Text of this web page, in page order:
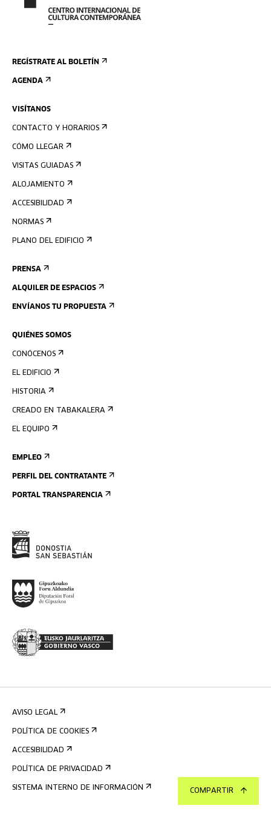
COMPARTIR
REGÍSTRATE AL BOLETÍN
AGENDA
VISÍTANOS
CONTACTO Y HORARIOS
CÓMO LLEGAR
VISITAS GUIADAS
ALOJAMIENTO
ACCESIBILIDAD
NORMAS
PLANO DEL EDIFICIO
PRENSA
ALQUILER DE ESPACIOS
ENVÍANOS TU PROPUESTA
QUIÉNES SOMOS
CONÓCENOS
EL EDIFICIO
HISTORIA
CREADO EN TABAKALERA
EL EQUIPO
EMPLEO
PERFIL DEL CONTRATANTE
PORTAL TRANSPARENCIA
AVISO LEGAL
POLÍTICA DE COOKIES
ACCESIBILIDAD
POLÍTICA DE PRIVACIDAD
SISTEMA INTERNO DE INFORMACIÓN